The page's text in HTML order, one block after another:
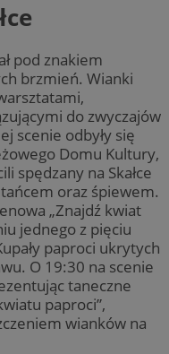
pod znakiem
brzmień. Wianki
do zwyczajów
scenie odbyły się
Domu Kultury,
spędzany na Skałce
oraz śpiewem.
„Znajdź kwiat
jednego z pięciu
paproci ukrytych
O 19:30 na scenie
taneczne
paproci”,
wianków na